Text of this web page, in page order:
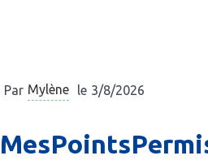
Par Mylène le 3/8/2026